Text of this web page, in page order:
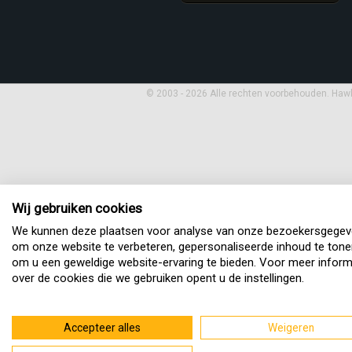
© 2003 - 2026 Alle rechten voorbehouden.
Wij gebruiken cookies
We kunnen deze plaatsen voor analyse van onze
om onze website te verbeteren, gepersonaliseerde inhoud te
om u een geweldige website-ervaring te bieden. Voor meer
over de cookies die we gebruiken opent u de instellingen.
Accepteer alles Weigeren